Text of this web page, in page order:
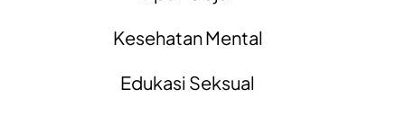
Kesehatan Mental
Edukasi Seksual